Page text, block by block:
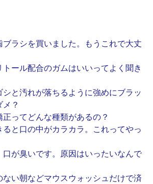
ラシを買いました。もうこれで大丈
ール配合のガムはいいってよく聞き
と汚れが落ちるように強めにブラッ
？
ってどんな種類があるの？
と口の中がカラカラ。これってやっ
が臭いです。原因はいったいなんで
い朝などマウスウォッシュだけで済